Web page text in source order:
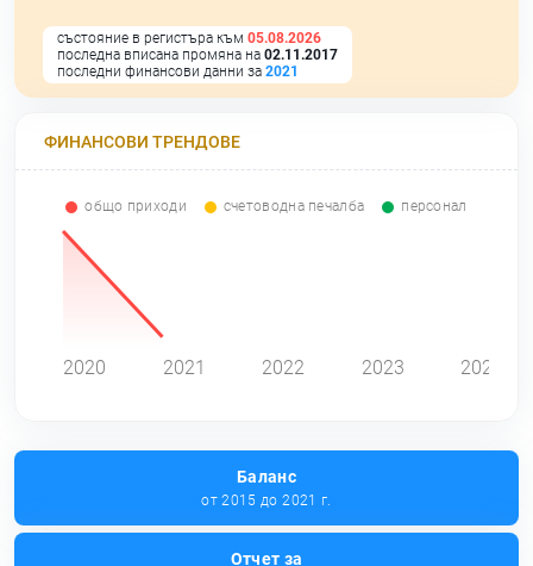
състояние в регистъра към 05.08.2026
последна вписана промяна на 02.11.2017
последни финансови данни за 2021
ФИНАНСОВИ ТРЕНДОВЕ
общо приходи счетоводна печалба персонал
2020 2021 2022 2023 2024
Баланс
от 2015 до 2021 г.
Отчет за